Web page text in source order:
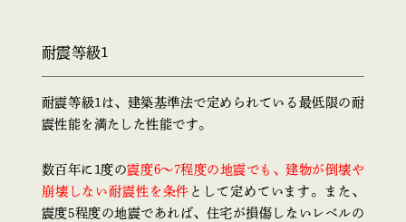
耐震等級1
耐震等級1は、建築基準法で定められている最低限の耐
震性能を満たした性能です。
数百年に1度の震度6〜7程度の地震でも、建物が倒壊や
崩壊しない耐震性を条件 として定めています。また、
震度5程度の地震であれば、住宅が損傷しないレベルの